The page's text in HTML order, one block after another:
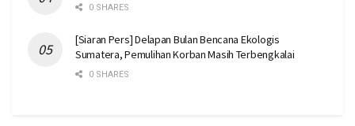
0 SHARES
[Siaran Pers] Delapan Bulan Bencana Ekologis
Sumatera, Pemulihan Korban Masih Terbengkalai
0 SHARES